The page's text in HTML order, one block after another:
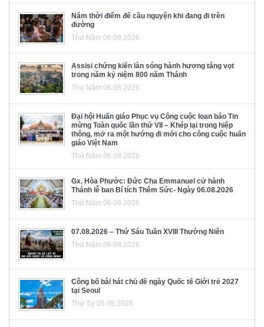
Năm thời điểm để cầu nguyện khi đang đi trên
đường
Thứ Năm 06.08.2026
Assisi chứng kiến làn sóng hành hương tăng vọt
trong năm kỷ niệm 800 năm Thánh
Thứ Năm 06.08.2026
Đại hội Huấn giáo Phục vụ Công cuộc loan báo Tin
mừng Toàn quốc lần thứ VII – Khép lại trong hiệp
thông, mở ra một hướng đi mới cho công cuộc huấn
giáo Việt Nam
Thứ Năm 06.08.2026
Gx. Hòa Phước: Đức Cha Emmanuel cử hành
Thánh lễ ban Bí tích Thêm Sức- Ngày 06.08.2026
Thứ Năm 06.08.2026
07.08.2026 – Thứ Sáu Tuần XVIII Thường Niên
Thứ Năm 06.08.2026
Công bố bài hát chủ đề ngày Quốc tế Giới trẻ 2027
tại Seoul
Thứ Tư 05.08.2026